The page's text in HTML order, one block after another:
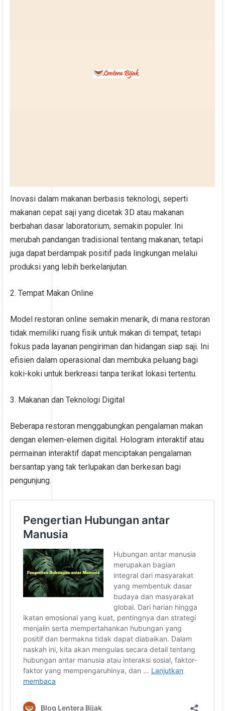
Inovasi dalam makanan berbasis teknologi, seperti
makanan cepat saji yang dicetak 3D atau makanan
berbahan dasar laboratorium, semakin populer. Ini
merubah pandangan tradisional tentang makanan, tetapi
juga dapat berdampak positif pada lingkungan melalui
produksi yang lebih berkelanjutan.
2. Tempat Makan Online
Model restoran online semakin menarik, di mana restoran
tidak memiliki ruang fisik untuk makan di tempat, tetapi
fokus pada layanan pengiriman dan hidangan siap saji. Ini
efisien dalam operasional dan membuka peluang bagi
koki-koki untuk berkreasi tanpa terikat lokasi tertentu.
3. Makanan dan Teknologi Digital
Beberapa restoran menggabungkan pengalaman makan
dengan elemen-elemen digital. Hologram interaktif atau
permainan interaktif dapat menciptakan pengalaman
bersantap yang tak terlupakan dan berkesan bagi
pengunjung.